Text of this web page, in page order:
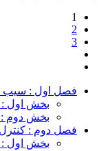
1
2
3
فصل اول : سیب
بخش اول
بخش دوم :
فصل دوم :
بخش اول :